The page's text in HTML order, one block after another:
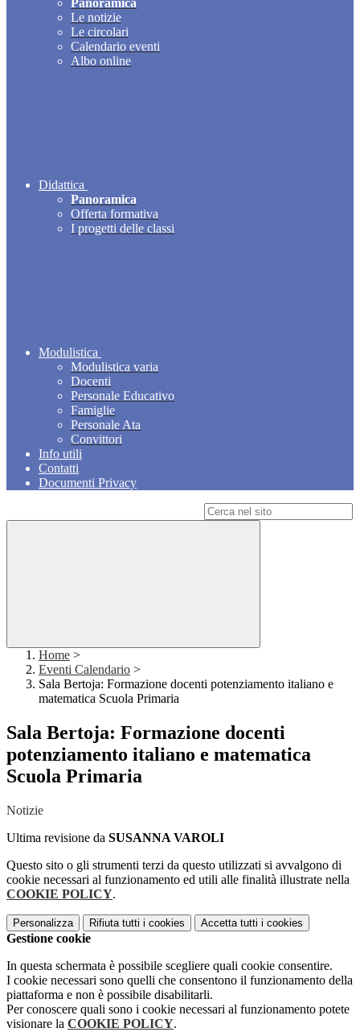
Panoramica
Le notizie
Le circolari
Calendario eventi
Albo online
Didattica
Panoramica
Offerta formativa
I progetti delle classi
Modulistica
Modulistica varia
Docenti
Personale Educativo
Famiglie
Personale Ata
Convittori
Info utili
Contatti
Documenti Privacy
Home >
Eventi Calendario >
Sala Bertoja: Formazione docenti potenziamento italiano e
matematica Scuola Primaria
Sala Bertoja: Formazione docenti
potenziamento italiano e matematica
Scuola Primaria
Notizie
Ultima revisione da SUSANNA VAROLI
Questo sito o gli strumenti terzi da questo utilizzati si avvalgono di
cookie necessari al funzionamento ed utili alle finalità illustrate nella
COOKIE POLICY.
Personalizza Rifiuta tutti i cookies Accetta tutti i cookies
Gestione cookie
In questa schermata è possibile scegliere quali cookie consentire.
I cookie necessari sono quelli che consentono il funzionamento della
piattaforma e non è possibile disabilitarli.
Per conoscere quali sono i cookie necessari al funzionamento potete
visionare la COOKIE POLICY.